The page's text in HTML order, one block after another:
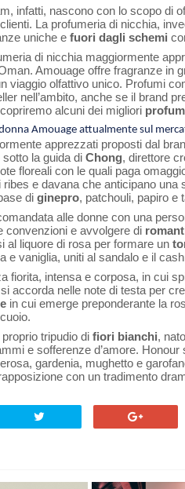
infatti, nascono con lo scopo di
La profumeria di nicchia,
uniche e fuori dagli schemi
di nicchia maggiormente
Amouage offre fragranze in
viaggio olfattivo unico. Profumi
nell’ambito, anche se il brand
alcuni dei migliori
Amouage attualmente sul
apprezzati proposti dal
la guida di Chong, direttore
floreali con le quali paga
ribes e davana che anticipano
di ginepro, patchouli, papiro e
alle donne con una
convenzioni e avvolgere di
al liquore di rosa per formare un
e vaniglia, uniti al sandalo e il
fiorita, intensa e corposa, in cui
accorda nelle note di testa per
in cui emerge preponderante la
tripudio di fiori bianchi,
e sofferenze d’amore.
gardenia, mughetto e
con un tradimento